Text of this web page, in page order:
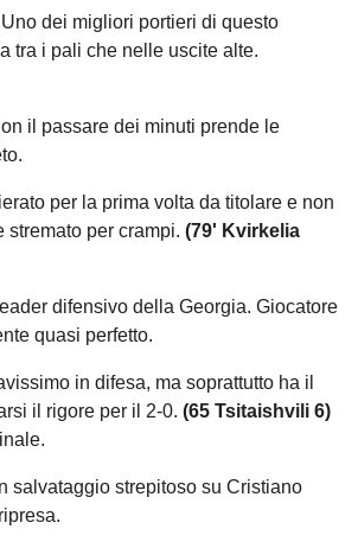
Uno dei migliori portieri di questo
tra i pali che nelle uscite alte.
il passare dei minuti prende le
per la prima volta da titolare e non
per crampi. (79' Kvirkelia
difensivo della Georgia. Giocatore
quasi perfetto.
in difesa, ma soprattutto ha il
il rigore per il 2-0. (65 Tsitaishvili 6)
salvataggio strepitoso su Cristiano